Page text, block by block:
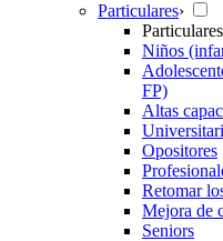
Particulares›
Particulares
Niños
FP)
Altas
Opositores
Retomar
Mejora de
Seniors